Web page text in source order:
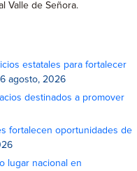
Valle de Señora.
estatales para fortalecer
6 agosto, 2026
destinados a promover
fortalecen oportunidades de
lugar nacional en